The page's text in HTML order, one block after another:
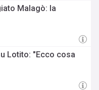
Malagò: la
Lotito: "Ecco cosa